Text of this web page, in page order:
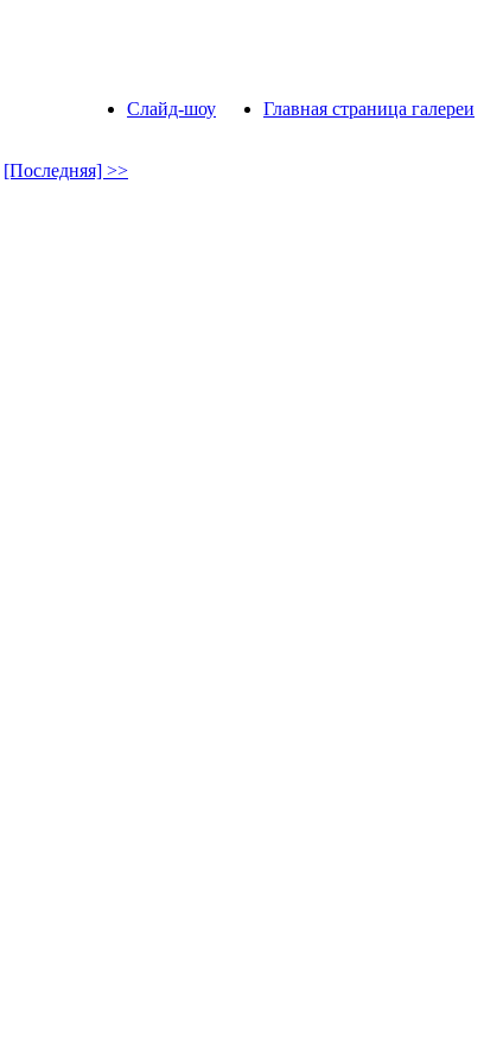
Главная страница галереи
Слайд-шоу
[Последняя] >>